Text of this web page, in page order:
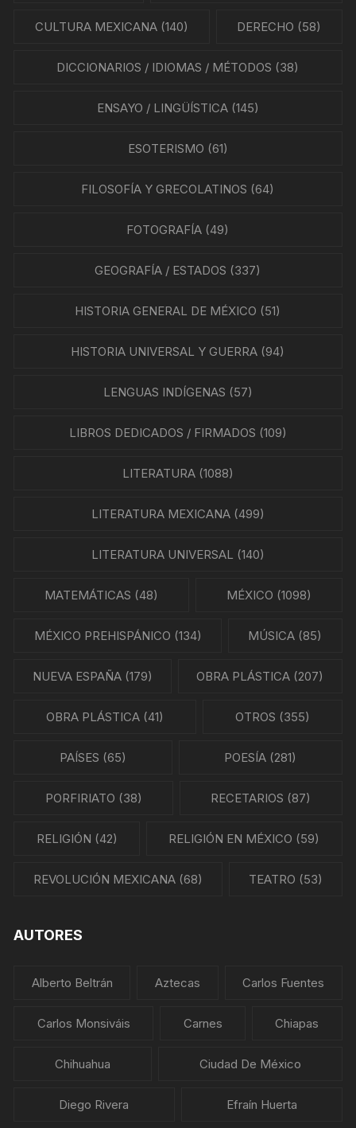
CULTURA MEXICANA(140) DERECHO (58)
DICCIONARIOS / IDIOMAS / MÉTODOS (38)
ENSAYO / LINGÜÍSTICA(145)
ESOTERISMO (61)
FILOSOFÍA Y GRECOLATINOS (64)
FOTOGRAFÍA (49)
GEOGRAFÍA / ESTADOS (337)
HISTORIA GENERAL DE MÉXICO (51)
HISTORIA UNIVERSAL Y GUERRA (94)
LENGUAS INDÍGENAS (57)
LIBROS DEDICADOS / FIRMADOS (109)
LITERATURA(1088)
LITERATURA MEXICANA(499)
LITERATURA UNIVERSAL (140)
MATEMÁTICAS (48) MÉXICO (1098)
MÉXICO PREHISPÁNICO (134) MÚSICA (85)
NUEVA ESPAÑA(179) OBRA PLÁSTICA (207)
OBRA PLÁSTICA (41) OTROS (355)
PAÍSES (65) POESÍA (281)
PORFIRIATO (38) RECETARIOS (87)
RELIGIÓN (42) RELIGIÓN EN MÉXICO (59)
REVOLUCIÓN MEXICANA (68) TEATRO (53)
AUTORES
Alberto Beltrán Aztecas Carlos Fuentes
Carlos Monsiváis Carnes Chiapas
Chihuahua Ciudad De México
Diego Rivera Efraín Huerta